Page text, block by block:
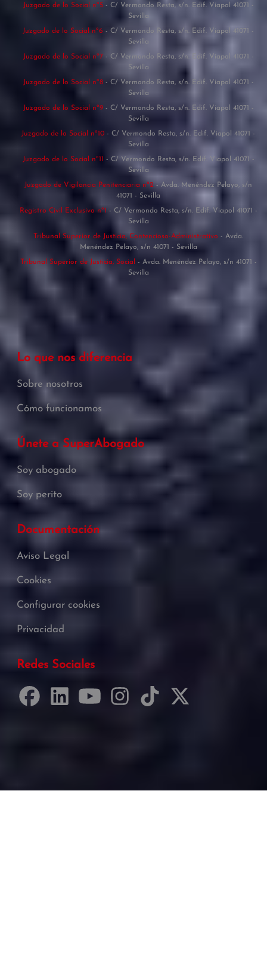
Juzgado de lo Social nº5 - C/ Vermondo Resta, s/n. Edif. Viapol 41071 -
Sevilla
Juzgado de lo Social nº6 - C/ Vermondo Resta, s/n. Edif. Viapol 41071 -
Sevilla
Juzgado de lo Social nº7 - C/ Vermondo Resta, s/n. Edif. Viapol 41071 -
Sevilla
Juzgado de lo Social nº8 - C/ Vermondo Resta, s/n. Edif. Viapol 41071 -
Sevilla
Juzgado de lo Social nº9 - C/ Vermondo Resta, s/n. Edif. Viapol 41071 -
Sevilla
Juzgado de lo Social nº10 - C/ Vermondo Resta, s/n. Edif. Viapol 41071 -
Sevilla
Juzgado de lo Social nº11 - C/ Vermondo Resta, s/n. Edif. Viapol 41071 -
Sevilla
Juzgado de Vigilancia Penitenciaria nº2 - Avda. Menéndez Pelayo, s/n
41071 - Sevilla
Registro Civil Exclusivo nº1 - C/ Vermondo Resta, s/n. Edif. Viapol 41071 -
Sevilla
Tribunal Superior de Justicia, Contencioso-Administrativo - Avda.
Menéndez Pelayo, s/n 41071 - Sevilla
Tribunal Superior de Justicia, Social - Avda. Menéndez Pelayo, s/n 41071 -
Sevilla
Lo que nos diferencia
Sobre nosotros
Cómo funcionamos
Únete a SuperAbogado
Soy abogado
Soy perito
Documentación
Aviso Legal
Cookies
Configurar cookies
Privacidad
Redes Sociales